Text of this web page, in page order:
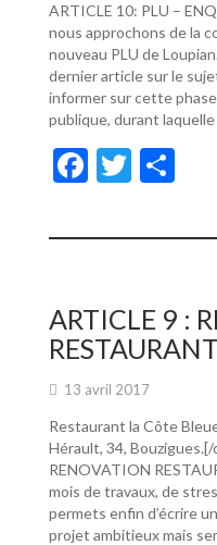
ARTICLE 10: PLU –
nous approchons de la
nouveau PLU de
dernier article sur le
informer sur cette
publique, durant
F
e
o
o
k
T
itt ta
er
ARTICLE 9 :
13 avril 2017
Restaurant la Côte
Hérault, 34,
RENOVATION
mois de travaux, de
permets enfin d’écrire
projet ambitieux mais